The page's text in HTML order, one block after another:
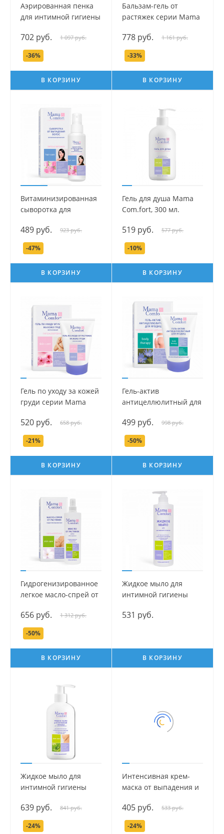
Аэрированная пенка
для интимной гигиены
150 мл.
702 руб. 1 097 руб.
-36%
В КОРЗИНУ
Бальзам-гель от
растяжек серии Mama
778 руб. 1 161 руб.
-33%
В КОРЗИНУ
Витаминизированная
сыворотка для
волос серии Mama
Com.fort, 125 мл.
489 руб. 923 руб.
-47%
В КОРЗИНУ
Гель для душа Mama
Com.fort, 300 мл.
519 руб. 577 руб.
-10%
В КОРЗИНУ
Гель по уходу за кожей
груди серии Mama
520 руб. 658 руб.
-21%
В КОРЗИНУ
Гель-актив
антицеллюлитный для
Com.fort, 100 мл.
499 руб. 998 руб.
-50%
В КОРЗИНУ
Гидрогенизированное
легкое масло-спрей от
Com.fort, 250 мл.
656 руб. 1 312 руб.
-50%
В КОРЗИНУ
Жидкое мыло для
интимной гигиены
250 мл.
531 руб.
В КОРЗИНУ
Жидкое мыло для
интимной гигиены
500 мл.
639 руб. 841 руб.
-24%
Интенсивная крем-
маска от выпадения и
Mama Comfort, 100 мл.
405 руб. 533 руб.
-24%